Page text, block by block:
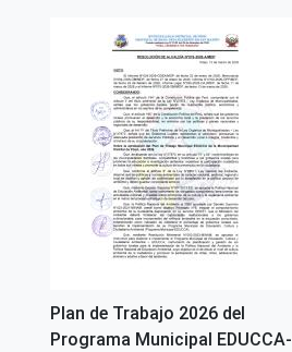
Plan de Trabajo 2026 del
Programa Municipal EDUCCA-